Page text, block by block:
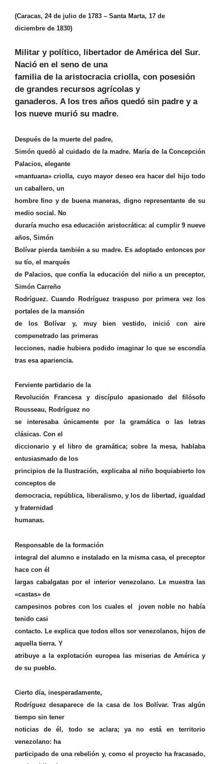
(Caracas, 24 de julio de 1783 – Santa Marta, 17 de
diciembre de 1830)
Militar y político, libertador de América del Sur.
Nació en el seno de una
familia de la aristocracia criolla, con posesión
de grandes recursos agrícolas y
ganaderos. A los tres años quedó sin padre y a
los nueve murió su madre.
Después de la muerte del padre,
Simón quedó al cuidado de la madre. María de la Concepción
Palacios, elegante
«mantuana» criolla, cuyo mayor deseo era hacer del hijo todo
un caballero, un
hombre fino y de buena maneras, digno representante de su
medio social. No
duraría mucho esa educación aristocrática: al cumplir 9 nueve
años, Simón
Bolívar pierda también a su madre. Es adoptado entonces por
su tío, el marqués
de Palacios, que confía la educación del niño a un preceptor,
Simón Carreño
Rodríguez. Cuando Rodríguez traspuso por primera vez los
portales de la mansión
de los Bolívar y, muy bien vestido, inició con aire
compenetrado las primeras
lecciones, nadie hubiera podido imaginar lo que se escondía
tras esa apariencia.
Ferviente partidario de la
Revolución Francesa y discípulo apasionado del filósofo
Rousseau, Rodríguez no
se interesaba únicamente por la gramática o las letras
clásicas. Con el
diccionario y el libro de gramática; sobre la mesa, hablaba
entusiasmado de los
principios de la Ilustración, explicaba al niño boquiabierto los
conceptos de
democracia, república, liberalismo, y los de libertad, igualdad
y fraternidad
humanas.
Responsable de la formación
integral del alumno e instalado en la misma casa, el preceptor
hace con él
largas cabalgatas por el interior venezolano. Le muestra las
«castas» de
campesinos pobres con los cuales el joven noble no había
tenido casi
contacto. Le explica que todos ellos sor venezolanos, hijos de
aquella tierra. Y
atribuye a la explotación europea las miserias de América y
de su pueblo.
Cierto día, inesperadamente,
Rodríguez desaparece de la casa de los Bolívar. Tras algún
tiempo sin tener
noticias de él, todo se aclara; ya no está en territorio
venezolano: ha
participado de una rebelión y, como el proyecto ha fracasado,